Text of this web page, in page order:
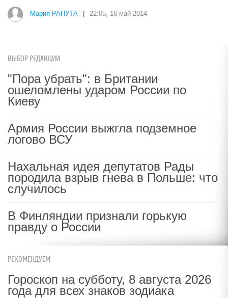
Мария РАПУТА 22:05, 16 май 2014
ВЫБОР РЕДАКЦИИ
"Пора убрать": в Британии
ошеломлены ударом России по
Киеву
Армия России выжгла подземное
логово ВСУ
Нахальная идея депутатов Рады
породила взрыв гнева в Польше: что
случилось
В Финляндии признали горькую
правду о России
РЕКОМЕНДУЕМ
Гороскоп на субботу, 8 августа 2026
года для всех знаков зодиака